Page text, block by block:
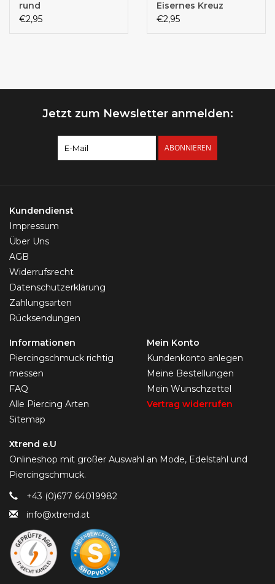
rund
€2,95
Eisernes Kreuz
€2,95
Jetzt zum Newsletter anmelden:
ABONNIEREN
Kundendienst
Impressum
Über Uns
AGB
Widerrufsrecht
Datenschutzerklärung
Zahlungsarten
Rücksendungen
Informationen
Piercingschmuck richtig
messen
FAQ
Alle Piercing Arten
Sitemap
Mein Konto
Kundenkonto anlegen
Meine Bestellungen
Mein Wunschzettel
Vertrag widerrufen
Xtrend e.U
Onlineshop mit großer Auswahl an Mode, Edelstahl und
Piercingschmuck.
+43 (0)677 64019982
info@xtrend.at